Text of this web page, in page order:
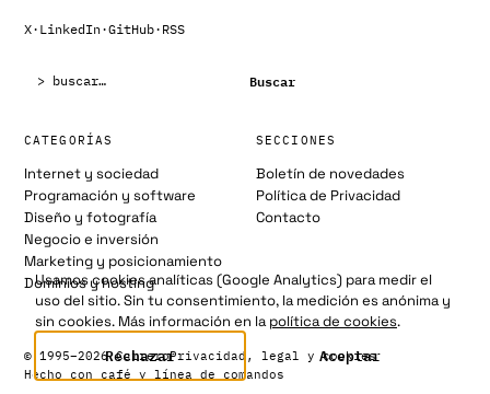
X· LinkedIn·GitHub· RSS
Buscar
CATEGORÍAS
Internet y sociedad
Programación y software
Diseño y fotografía
Negocio e inversión
Marketing y posicionamiento
Dominios y hosting
SECCIONES
Boletín de novedades
Política de Privacidad
Contacto
© 1995–2026 CarreroPrivacidad, legal y cookies
Hecho con café y línea de comandos
Usamos cookies analíticas (Google Analytics) para medir el
uso del sitio. Sin tu consentimiento, la medición es anónima y
sin cookies. Más información en lapolítica de cookies.
Rechazar Aceptar